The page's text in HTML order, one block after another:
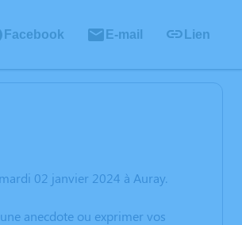
Facebook E-mail Lien
02 janvier 2024 à Auray.
anecdote ou exprimer vos